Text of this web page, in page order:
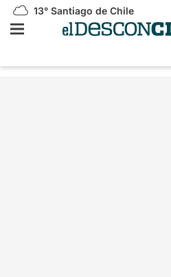
13° Santiago de Chile